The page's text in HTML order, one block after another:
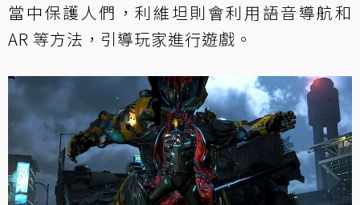
當中保護人們，利維坦則會利用語音導航和
AR 等方法，引導玩家進行遊戲。